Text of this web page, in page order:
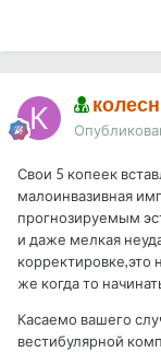
Свои 5 копеек
малоинвазивная
прогнозируемым
и даже мелкая
корректировке,это
же когда то
Касаемо вашего
вестибулярной